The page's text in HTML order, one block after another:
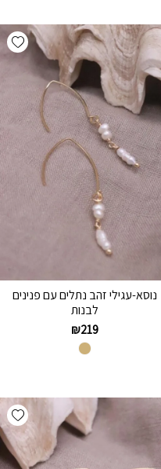
נוסא-עגילי זהב נתלים עם פנינים
לבנות
₪219